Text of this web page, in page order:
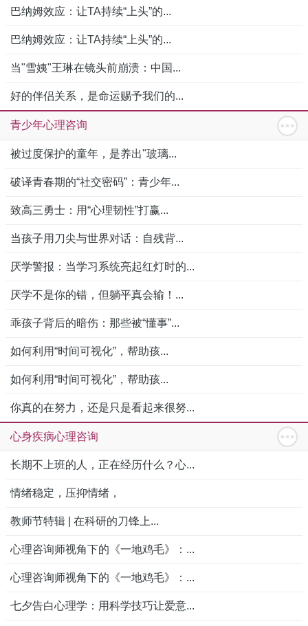
巴纳姆效应：让TA持续“上头”的...
巴纳姆效应：让TA持续“上头”的...
当"雪姨"王琳在镜头前崩溃：中国...
好的伴侣关系，是命运赐予我们的...
青少年心理咨询
被过度保护的童年，是养出"玻璃...
破译青春期的“社交密码”：青少年...
致高三勇士：用“心理韧性”打赢...
当孩子用刀尖与世界对话：自残背...
厌学警报：当学习系统亮起红灯时的...
厌学不是你的错，但躺平真会输！...
乖孩子背后的暗伤：那些被“懂事”...
如何利用“时间可视化”，帮助孩...
如何利用“时间可视化”，帮助孩...
你真的在努力，还是只是看起来很努...
心身疾病心理咨询
长期不上班的人，正在经历什么？心...
情绪稳定，压抑情绪，
教师节特辑 | 在科研的刀锋上...
心理咨询师视角下的《一地鸡毛》：...
心理咨询师视角下的《一地鸡毛》：...
七夕告白心理学：用科学技巧让爱意...